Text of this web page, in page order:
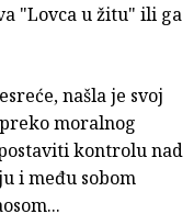
"Lovca u žitu" ili ga
našla je svoj
moralnog
kontrolu nad
i među sobom